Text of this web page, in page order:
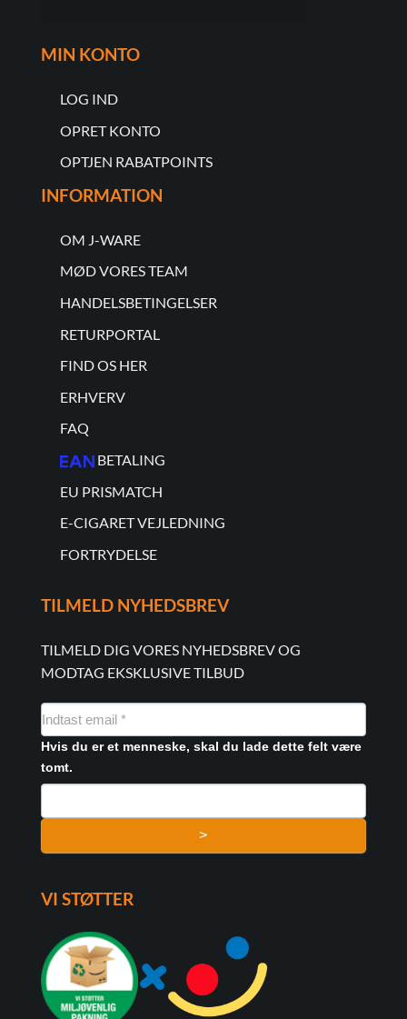
MIN KONTO
LOG IND
OPRET KONTO
OPTJEN RABATPOINTS
INFORMATION
OM J-WARE
MØD VORES TEAM
HANDELSBETINGELSER
RETURPORTAL
FIND OS HER
ERHVERV
FAQ
BETALING
EU PRISMATCH
E-CIGARET VEJLEDNING
FORTRYDELSE
TILMELD NYHEDSBREV
TILMELD DIG VORES NYHEDSBREV OG
MODTAG EKSKLUSIVE TILBUD
NYHEDSMAIL
FORMULAR
Hvis du er et menneske, skal du lade dette felt være
tomt.
>
VI STØTTER